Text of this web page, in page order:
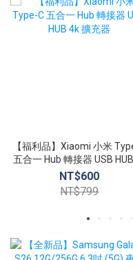
【福利品】Xiaomi 小米
五合一 Hub 轉接器 USB HUB
擴充器
NT$600
NT$799